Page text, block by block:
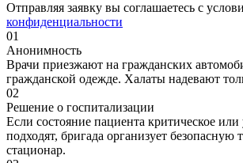
Отправляя заявку вы соглашаетесь с
конфиденциальности
01
Анонимность
Врачи приезжают на гражданских
гражданской одежде. Халаты надевают
02
Решение о госпитализации
Если состояние пациента критическое
подходят, бригада организует безопасную
стационар.